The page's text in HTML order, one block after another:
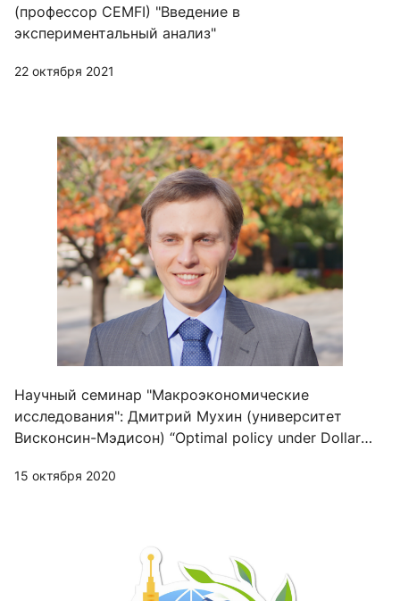
(профессор CEMFI) "Введение в
экспериментальный анализ"
22 октября 2021
Научный семинар "Макроэкономические
исследования": Дмитрий Мухин (университет
Висконсин-Мэдисон) “Optimal policy under Dollar
15 октября 2020